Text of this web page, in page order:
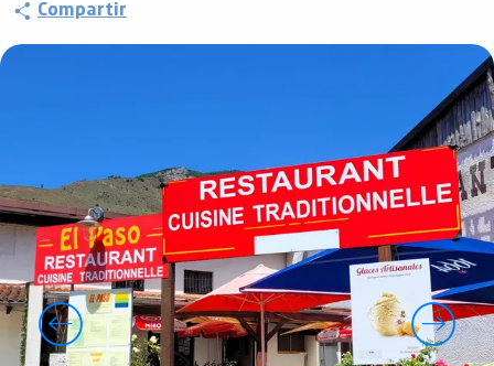
Compartir